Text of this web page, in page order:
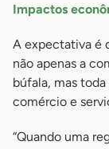
Impactos
A expectativa é
não apenas a
búfala, mas
comércio e
“Quando uma